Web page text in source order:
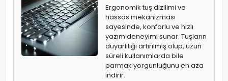
Ergonomik tuş dizilimi ve
hassas mekanizması
sayesinde, konforlu ve hızlı
yazım deneyimi sunar. Tuşların
duyarlılığı artırılmış olup, uzun
süreli kullanımlarda bile
parmak yorgunluğunu en aza
indirir.